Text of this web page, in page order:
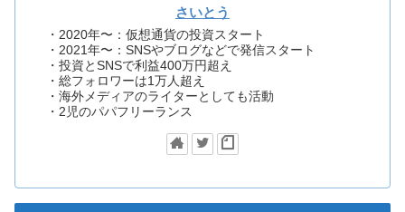
さいとう
・2020年〜：仮想通貨の投資スタート
・2021年〜：SNSやブログなどで発信スタート
・投資とSNSで利益400万円超え
・総フォロワーは1万人超え
・海外メディアのライターとしても活動
・2児のパパフリーランス